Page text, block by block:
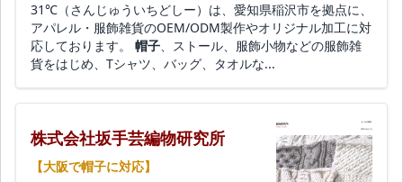
31℃（さんじゅういちどしー）は、愛知県稲沢市を拠点に、
アパレル・服飾雑貨のOEM/ODM製作やオリジナル加工に対
応しております。 帽子、ストール、服飾小物などの服飾雑
貨をはじめ、Tシャツ、バッグ、タオルな...
株式会社坂手芸編物研究所
【大阪で帽子に対応】